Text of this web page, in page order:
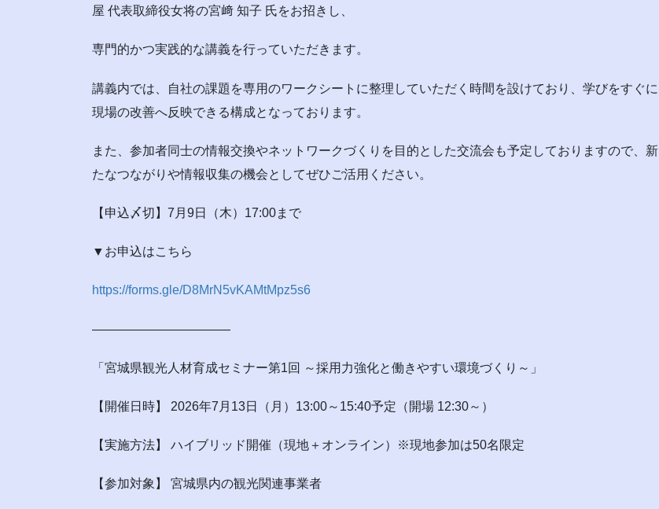
屋 代表取締役女将の宮﨑 知子 氏をお招きし、
専門的かつ実践的な講義を行っていただきます。
講義内では、自社の課題を専用のワークシートに整理していただく時間を設けており、学びをすぐに
現場の改善へ反映できる構成となっております。
また、参加者同士の情報交換やネットワークづくりを目的とした交流会も予定しておりますので、新
たなつながりや情報収集の機会としてぜひご活用ください。
【申込〆切】7月9日（木）17:00まで
▼お申込はこちら
https://forms.gle/D8MrN5vKAMtMpz5s6
―――――――――――
「宮城県観光人材育成セミナー第1回 ～採用力強化と働きやすい環境づくり～」
【開催日時】 2026年7月13日（月）13:00～15:40予定（開場 12:30～）
【実施方法】 ハイブリッド開催（現地＋オンライン）※現地参加は50名限定
【参加対象】 宮城県内の観光関連事業者